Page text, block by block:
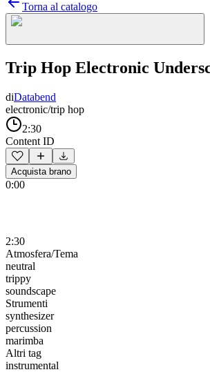
Torna al catalogo
Trip Hop Electronic
diDatabend
electronic/trip hop
2:30
Content ID
Acquista brano
0:00
2:30
Atmosfera/Tema
neutral
trippy
soundscape
Strumenti
synthesizer
percussion
marimba
Altri tag
instrumental